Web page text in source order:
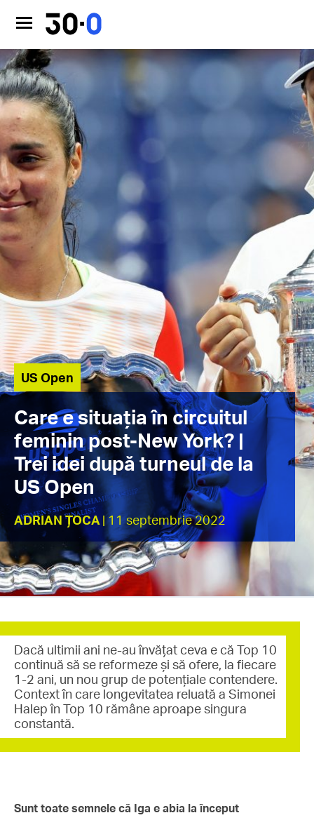
US Open
Care e situația în circuitul
feminin post-New York? |
Trei idei după turneul de la
US Open
ADRIAN ȚOCA | 11 septembrie 2022
Dacă ultimii ani ne-au învățat ceva e că Top 10
continuă să se reformeze și să ofere, la fiecare
1-2 ani, un nou grup de potențiale contendere.
Context în care longevitatea reluată a Simonei
Halep în Top 10 rămâne aproape singura
constantă.
Sunt toate semnele că Iga e abia la început